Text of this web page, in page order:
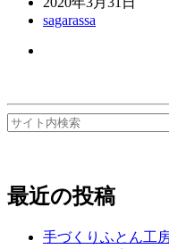
sagarassa
最近の投稿
手づくりふとん工